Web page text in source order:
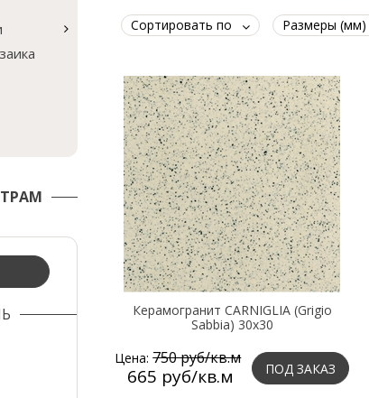
Сортировать по Размеры (мм)
Керамогранит CARNIGLIA (Grigio
Sabbia) 30х30
Цена:750 руб/кв.м
665 руб/кв.м ПОД ЗАКАЗ